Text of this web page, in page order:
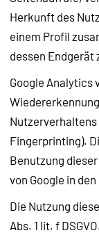
Herkunft des
einem Profil
dessen Endgerät
Google Analytics
Fingerprinting).
Benutzung
von Google in
Die Nutzung
Abs. 1 lit. f